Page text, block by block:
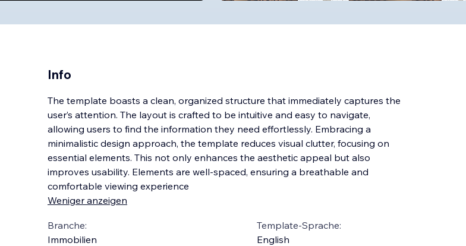
Info
The template boasts a clean, organized structure that immediately captures the
user’s attention. The layout is crafted to be intuitive and easy to navigate,
allowing users to find the information they need effortlessly. Embracing a
minimalistic design approach, the template reduces visual clutter, focusing on
essential elements. This not only enhances the aesthetic appeal but also
improves usability. Elements are well-spaced, ensuring a breathable and
comfortable viewing experience
Weniger anzeigen
Branche:
Immobilien
Template-Sprache:
English